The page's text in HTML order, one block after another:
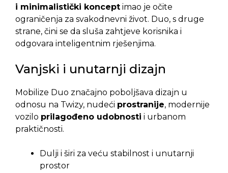
i minimalistički koncept imao je očite
ograničenja za svakodnevni život. Duo, s druge
strane, čini se da sluša zahtjeve korisnika i
odgovara inteligentnim rješenjima.
Vanjski i unutarnji dizajn
Mobilize Duo značajno poboljšava dizajn u
odnosu na Twizy, nudeći prostranije, modernije
vozilo prilagođeno udobnosti i urbanom
praktičnosti.
Dulji i širi za veću stabilnost i unutarnji
prostor